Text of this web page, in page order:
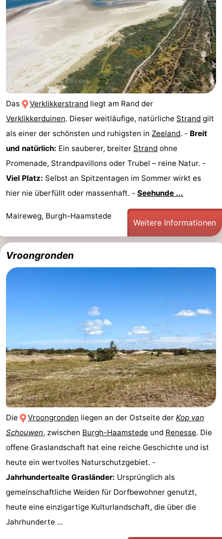
Das Verklikkerstrand liegt am Rand der
Verklikkerduinen. Dieser weitläufige, natürliche Strand gilt
als einer der schönsten und ruhigsten in Zeeland. - Breit
und natürlich: Ein sauberer, breiter Strand ohne
Promenade, Strandpavillons oder Trubel – reine Natur. -
Viel Platz: Selbst an Spitzentagen im Sommer wirkt es
hier nie überfüllt oder massenhaft. - Seehunde ...
Maireweg, Burgh-Haamstede
Weitere Informationen
Vroongronden
Die Vroongronden liegen an der Ostseite derKop van
Schouwen, zwischen Burgh-Haamstede und Renesse. Die
offene Graslandschaft hat eine reiche Geschichte und ist
heute ein wertvolles Naturschutzgebiet. -
Jahrhundertealte Grasländer: Ursprünglich als
gemeinschaftliche Weiden für Dorfbewohner genutzt,
heute eine einzigartige Kulturlandschaft, die über die
Jahrhunderte ...